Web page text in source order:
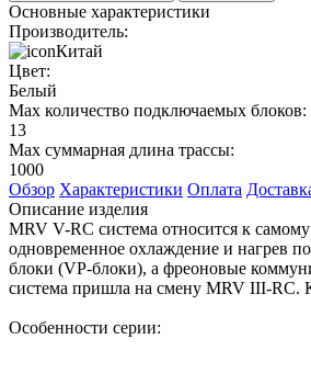
Основные характеристики
Производитель:
Китай
Цвет:
Белый
Max количество подключаемых блоков:
13
Max суммарная длина трассы:
1000
Обзор Характеристики Оплата
Описание изделия
MRV V-RC система относится к
одновременное охлаждение и нагрев
блоки (VP-блоки), а фреоновые
система пришла на смену MRV III-RC.
Особенности серии: